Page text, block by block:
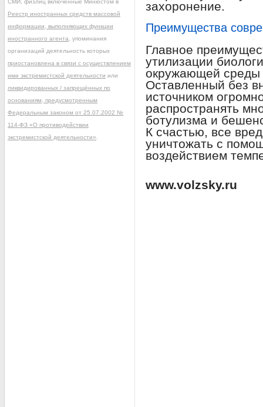
захоронение.
Преимущества
Главное
утилизации
окружающей среды
Оставленный без
источником
распространять
ботулизма и
К счастью, все
уничтожать с
воздействием
www.volzsky.ru
СМИ, физлиц включённые Минюстом в
Реестр иностранных средств массовой
информации, выполняющих функции
иностранного агента , упоминания
организаций деятельность которых
приостановлена в связи с осуществлением
ими экстремистской деятельности или
ликвидированных / запрещённых по
основаниям, предусмотренным
Федеральным законом от 25.07.2002 №
114-ФЗ «О противодействии
экстремистской деятельности»